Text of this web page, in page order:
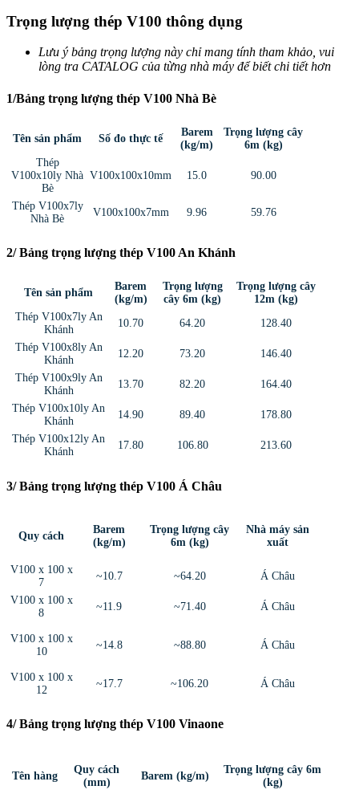
Trọng lượng thép V100 thông dụng
Lưu ý bảng trọng lượng này chỉ mang tính tham khảo, vui
lòng tra CATALOG của từng nhà máy để biết chi tiết hơn
1/Bảng trọng lượng thép V100 Nhà Bè
Tên sản phẩm Số đo thực tế
Barem
(kg/m)
Trọng lượng cây
6m (kg)
Thép
V100x10ly Nhà
Bè
V100x100x10mm 15.0 90.00
Thép V100x7ly
Nhà Bè
V100x100x7mm 9.96 59.76
2/ Bảng trọng lượng thép V100 An Khánh
Tên sản phẩm
Barem
(kg/m)
Trọng lượng
cây 6m (kg)
Trọng lượng cây
12m (kg)
Thép V100x7ly An
Khánh
10.70 64.20
128.40
Thép V100x8ly An
Khánh
12.20 73.20
146.40
Thép V100x9ly An
Khánh
13.70 82.20
164.40
Thép V100x10ly An
Khánh
14.90 89.40
178.80
Thép V100x12ly An
Khánh
17.80 106.80 213.60
3/ Bảng trọng lượng thép V100 Á Châu
Quy cách
Barem
(kg/m)
Trọng lượng cây
6m (kg)
Nhà máy sản
xuất
V100 x 100 x
7
~10.7 ~64.20
Á Châu
V100 x 100 x
8
~11.9 ~71.40 Á Châu
V100 x 100 x
10
~14.8 ~88.80 Á Châu
V100 x 100 x
12
~17.7 ~106.20 Á Châu
4/ Bảng trọng lượng thép V100 Vinaone
Tên hàng
Quy cách
(mm)
Barem (kg/m)
Trọng lượng cây 6m
(kg)